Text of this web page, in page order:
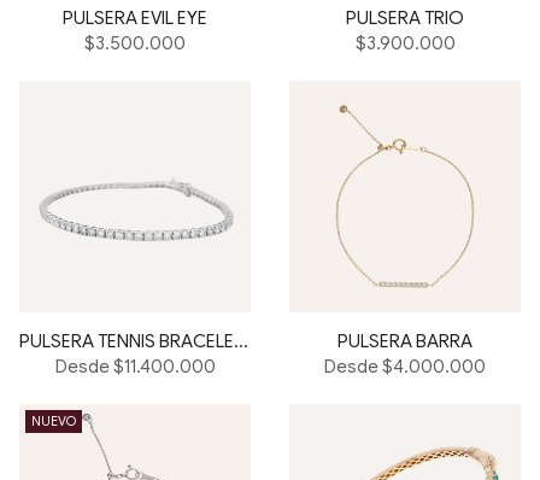
PULSERA EVIL EYE
Precio
$3.500.000
PULSERA TRIO
Precio
$3.900.000
PULSERA TENNIS BRACELET 14K
Desde $11.400.000
PULSERA BARRA
Desde $4.000.000
NUEVO